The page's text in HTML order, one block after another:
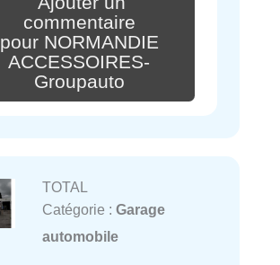
commentaire
pour NORMANDIE
ACCESSOIRES-
Groupauto
TOTAL
Catégorie : Garage
automobile